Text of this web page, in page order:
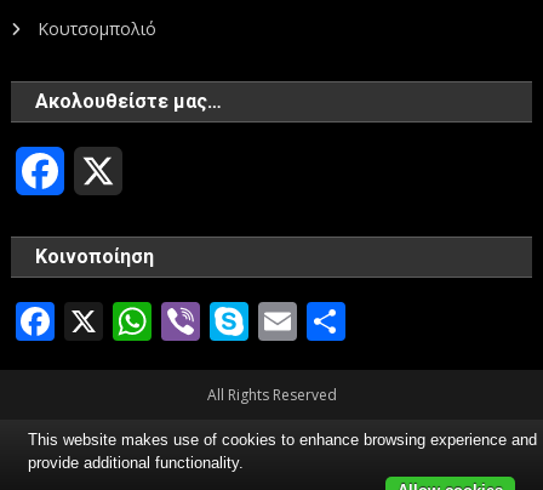
Κουτσομπολιό
Ακολουθείστε μας…
Facebook
Κοινοποίηση
Facebook
X WhatsApp
ViberSkype
Email
All Rights Reserved
This website makes use of cookies to enhance browsing experience and
provide additional functionality.